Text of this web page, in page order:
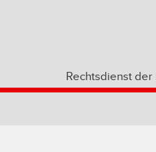
Rechtsdienst der